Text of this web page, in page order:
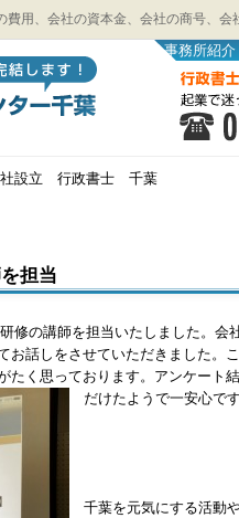
費用、会社の資本金、会社の商号、
事務所紹
設立 行政書士 千葉
担当
修の講師を担当いたしました。会
お話しをさせていただきました。
たく思っております。アンケート
だけたようで一安心です
千葉を元気にする活動